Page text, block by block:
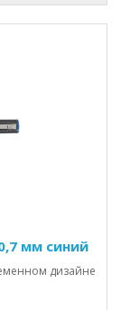
мм синий
дизайне